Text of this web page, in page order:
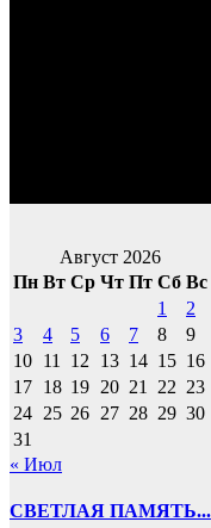
Август 2026
Пн Вт Ср Чт Пт Сб Вс
1
2
3
4 5 6 7 8
9
10 11 12 13 14 15 16
17 18 19 20 21 22 23
24 25 26 27 28 29 30
31
« Июл
СВЕТЛАЯ ПАМЯТЬ...